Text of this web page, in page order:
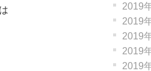
2019
2019
2019
2019
2019